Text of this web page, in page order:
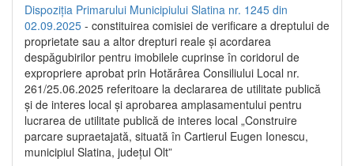
Dispoziția Primarului Municipiului Slatina nr. 1245 din
02.09.2025 - constituirea comisiei de verificare a dreptului de
proprietate sau a altor drepturi reale și acordarea
despăgubirilor pentru imobilele cuprinse în coridorul de
expropriere aprobat prin Hotărârea Consiliului Local nr.
261/25.06.2025 referitoare la declararea de utilitate publică
și de interes local și aprobarea amplasamentului pentru
lucrarea de utilitate publică de interes local „Construire
parcare supraetajată, situată în Cartierul Eugen Ionescu,
municipiul Slatina, județul Olt”